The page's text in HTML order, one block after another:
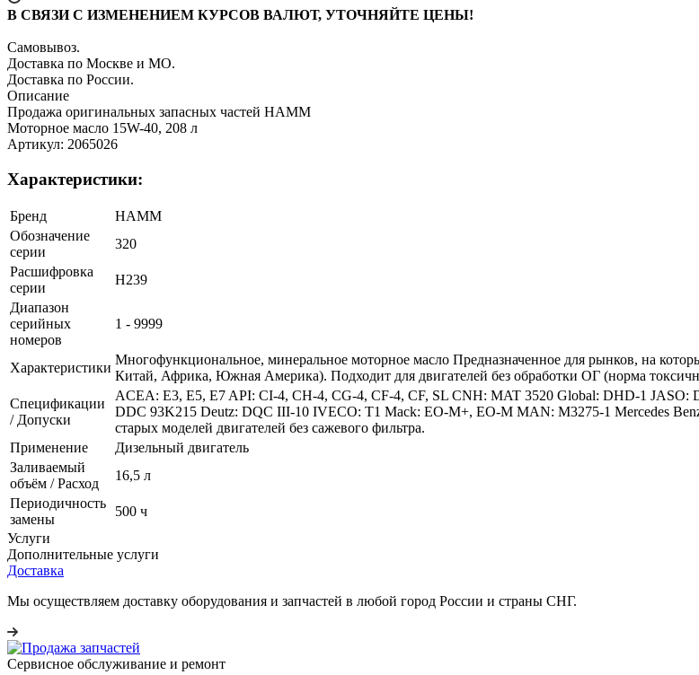
В СВЯЗИ С ИЗМЕНЕНИЕМ КУРСОВ ВАЛЮТ, УТОЧНЯЙТЕ ЦЕНЫ!
Самовывоз.
Доставка по Москве и МО.
Доставка по России.
Описание
Продажа оригинальных запасных частей HAMM
Моторное масло 15W-40, 208 л
Артикул: 2065026
Характеристики:
Бренд
HAMM
Обозначение
серии
320
Расшифровка
серии
H239
Диапазон
серийных
номеров
1 - 9999
Характеристики
Многофункциональное, минеральное моторное масло Предназначенное для рынков, на
Китай, Африка, Южная Америка). Подходит для двигателей без обработки ОГ (норма
Спецификации
/ Допуски
ACEA: E3, E5, E7 API: CI-4, CH-4, CG-4, CF-4, CF, SL CNH: MAT 3520 Global: DHD-1 JASO:
DDC 93K215 Deutz: DQC III-10 IVECO: T1 Mack: EO-M+, EO-M MAN: M3275-1 Mercedes
старых моделей двигателей без сажевого фильтра.
Применение
Дизельный двигатель
Заливаемый
объём / Расход
16,5 л
Периодичность
замены
500 ч
Услуги
Дополнительные услуги
Доставка
Мы осуществляем доставку оборудования и запчастей в любой город России и страны СНГ.
Сервисное обслуживание и ремонт